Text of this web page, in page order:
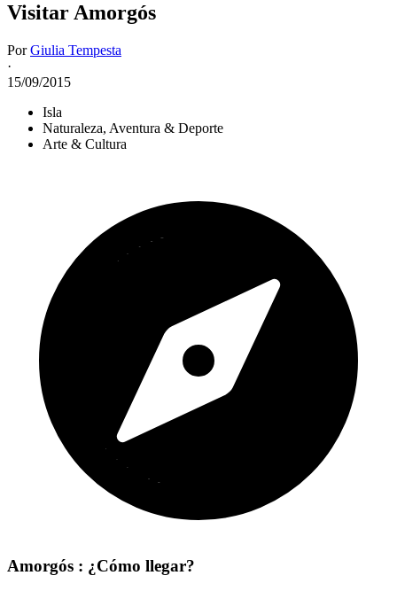
Visitar Amorgós
PorGiulia Tempesta
·
15/09/2015
Isla
Naturaleza, Aventura & Deporte
Arte & Cultura
Amorgós : ¿Cómo llegar?